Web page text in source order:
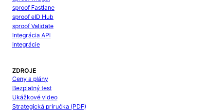
sproof Fastlane
sproof eID Hub
sproof Validate
Integrácia API
Integrácie
ZDROJE
Ceny a plány
Bezplatný test
Ukážkové video
Strategická príručka (PDF)